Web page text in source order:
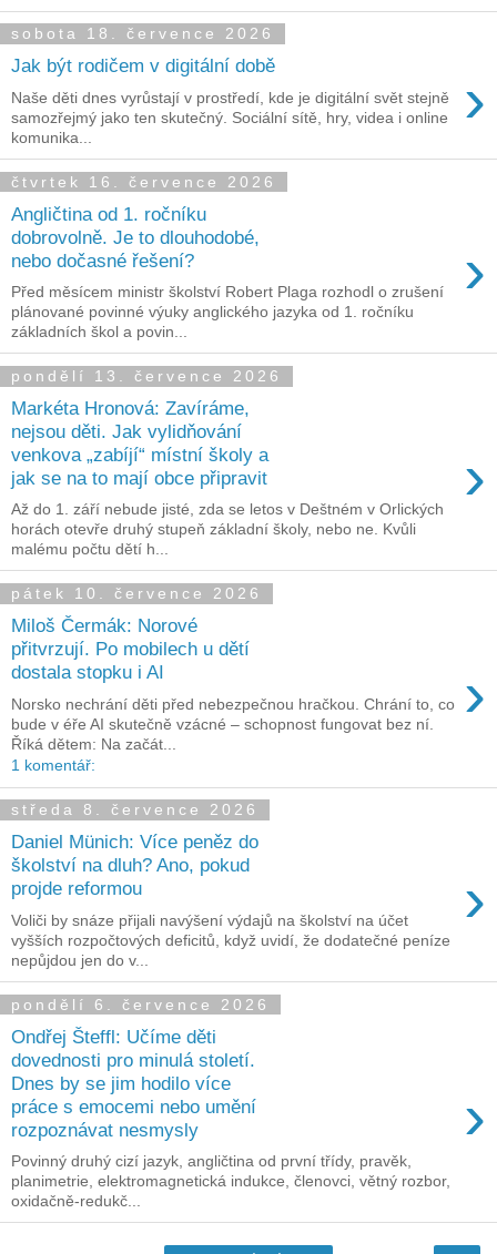
sobota 18. července 2026
Jak být rodičem v digitální době ›
Naše děti dnes vyrůstají v prostředí, kde je digitální svět stejně
samozřejmý jako ten skutečný. Sociální sítě, hry, videa i online
komunika...
čtvrtek 16. července 2026
Angličtina od 1. ročníku
dobrovolně. Je to dlouhodobé,
nebo dočasné řešení?
›
Před měsícem ministr školství Robert Plaga rozhodl o zrušení
plánované povinné výuky anglického jazyka od 1. ročníku
základních škol a povin...
pondělí 13. července 2026
Markéta Hronová: Zavíráme,
nejsou děti. Jak vylidňování
venkova „zabíjí“ místní školy a
jak se na to mají obce připravit
›
Až do 1. září nebude jisté, zda se letos v Deštném v Orlických
horách otevře druhý stupeň základní školy, nebo ne. Kvůli
malému počtu dětí h...
pátek 10. července 2026
Miloš Čermák: Norové
přitvrzují. Po mobilech u dětí
dostala stopku i AI
›
Norsko nechrání děti před nebezpečnou hračkou. Chrání to, co
bude v éře AI skutečně vzácné – schopnost fungovat bez ní.
Říká dětem: Na začát...
1 komentář:
středa 8. července 2026
Daniel Münich: Více peněz do
školství na dluh? Ano, pokud
projde reformou
›
Voliči by snáze přijali navýšení výdajů na školství na účet
vyšších rozpočtových deficitů, když uvidí, že dodatečné peníze
nepůjdou jen do v...
pondělí 6. července 2026
Ondřej Šteffl: Učíme děti
dovednosti pro minulá století.
Dnes by se jim hodilo více
práce s emocemi nebo umění
rozpoznávat nesmysly
›
Povinný druhý cizí jazyk, angličtina od první třídy, pravěk,
planimetrie, elektromagnetická indukce, členovci, větný rozbor,
oxidačně-redukč...